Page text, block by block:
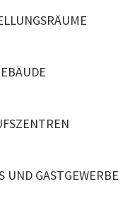
UND GASTGEWERBE